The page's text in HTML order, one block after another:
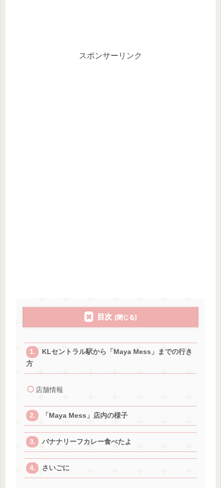
スポンサーリンク
目次
KLセントラル駅から「Maya Mess」までの行き
方
店舗情報
「Maya Mess」店内の様子
バナナリーフカレー食べたよ
さいごに